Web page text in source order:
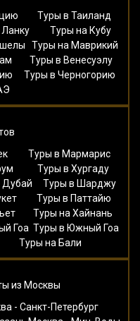
Туры в Таиланд
Туры на Кубу
Туры на Маврикий
Туры в Венесуэлу
Туры в Черногорию
Туры в Мармарис
Туры в Хургаду
Дубай
Туры в Шарджу
Туры в Паттайю
Туры на Хайнань
Гоа Туры в Южный Гоа
Туры на Бали
из Москвы
- Санкт-Петербург